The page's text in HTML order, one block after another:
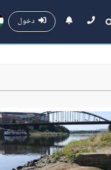
دخول